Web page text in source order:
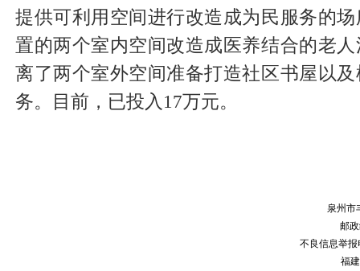
提供可利用空间进行改造成为民服务的
置的两个室内空间改造成医养结合的老
离了两个室外空间准备打造社区书屋以
务。目前，已投入17万元。
泉州市
邮
不良信息举报
福